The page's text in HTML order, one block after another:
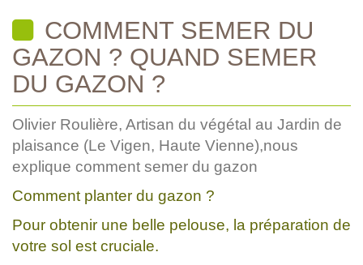
COMMENT SEMER DU
GAZON ? QUAND SEMER
DU GAZON ?
Olivier Roulière, Artisan du végétal au Jardin de
plaisance (Le Vigen, Haute Vienne),nous
explique comment semer du gazon
Comment planter du gazon ?
Pour obtenir une belle pelouse, la préparation de
votre sol est cruciale.